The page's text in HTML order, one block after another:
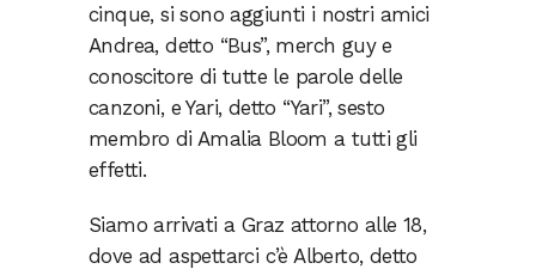
cinque, si sono aggiunti i nostri amici
Andrea, detto “Bus”, merch guy e
conoscitore di tutte le parole delle
canzoni, e Yari, detto “Yari”, sesto
membro di Amalia Bloom a tutti gli
effetti.
Siamo arrivati a Graz attorno alle 18,
dove ad aspettarci c’è Alberto, detto